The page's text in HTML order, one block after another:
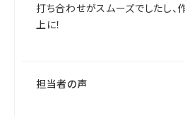
打ち合わせがスムーズでしたし、
上に！
担当者の声